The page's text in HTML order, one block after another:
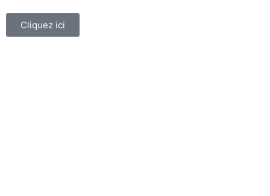
Cliquez ici